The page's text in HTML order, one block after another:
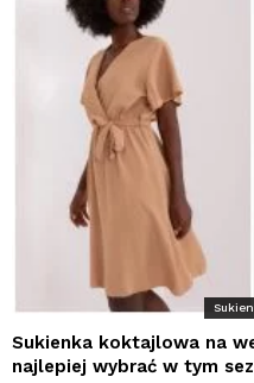
Sukienka koktajlowa na
najlepiej wybrać w tym